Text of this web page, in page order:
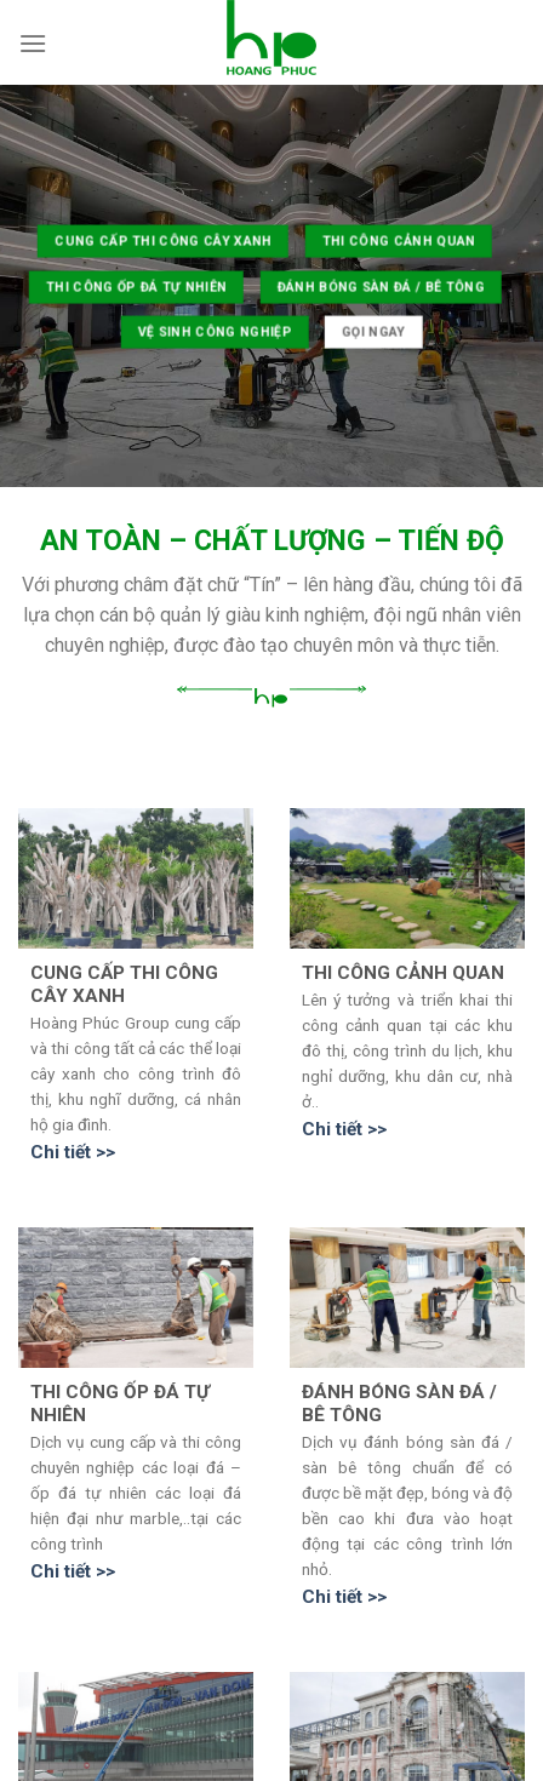
CUNG CẤP THI CÔNG CÂY XANH THI CÔNG CẢNH QUAN
THI CÔNG ỐP ĐÁ TỰ NHIÊN ĐÁNH BÓNG SÀN ĐÁ / BÊ TÔNG
VỆ SINH CÔNG NGHIỆP GỌI NGAY
AN TOÀN – CHẤT LƯỢNG – TIẾN ĐỘ
Với phương châm đặt chữ “Tín” – lên hàng đầu, chúng tôi đã
lựa chọn cán bộ quản lý giàu kinh nghiệm, đội ngũ nhân viên
chuyên nghiệp, được đào tạo chuyên môn và thực tiễn.
CUNG CẤP THI CÔNG
CÂY XANH
Hoàng Phúc Group cung cấp
và thi công tất cả các thể loại
cây xanh cho công trình đô
thị, khu nghĩ dưỡng, cá nhân
hộ gia đình.
Chi tiết >>
THI CÔNG CẢNH QUAN
Lên ý tưởng và triển khai thi
công cảnh quan tại các khu
đô thị, công trình du lịch, khu
nghỉ dưỡng, khu dân cư, nhà
ở..
Chi tiết >>
THI CÔNG ỐP ĐÁ TỰ
NHIÊN
Dịch vụ cung cấp và thi công
chuyên nghiệp các loại đá –
ốp đá tự nhiên các loại đá
hiện đại như marble,..tại các
công trình
Chi tiết >>
ĐÁNH BÓNG SÀN ĐÁ /
BÊ TÔNG
Dịch vụ đánh bóng sàn đá /
sàn bê tông chuẩn để có
được bề mặt đẹp, bóng và độ
bền cao khi đưa vào hoạt
động tại các công trình lớn
nhỏ.
Chi tiết >>